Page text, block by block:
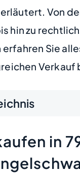
Von
hin zu
Sie
Verkauf
in